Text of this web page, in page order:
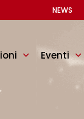
Eventi
NEWS